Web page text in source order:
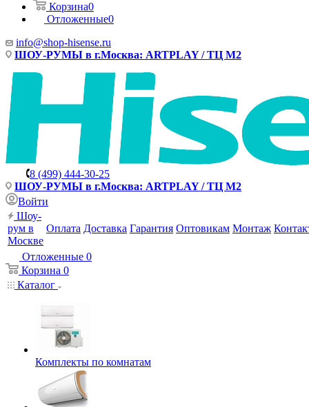
Корзина0
Отложенные0
info@shop-hisense.ru
ШОУ-РУМЫ в г.Москва: ARTPLAY / ТЦ М2
8 (499) 444-30-25
ШОУ-РУМЫ в г.Москва: ARTPLAY / ТЦ М2
Войти
Шоу-
рум в
Москве
Оплата Доставка Гарантия Оптовикам Монтаж
Отложенные 0
Корзина 0
Каталог
Комплекты по комнатам